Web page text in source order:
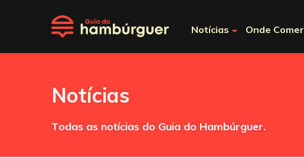
Notícias Onde Comer
Notícias
Todas as notícias do Guia do Hambúrguer.